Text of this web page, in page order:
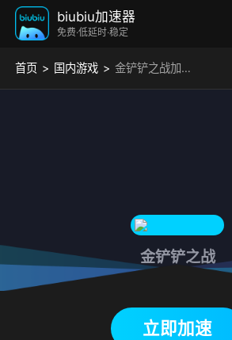
biubiu加速器
免费·低延时·稳定
首页 国内游戏 金铲铲之战加速器
金铲铲之战
立即加速